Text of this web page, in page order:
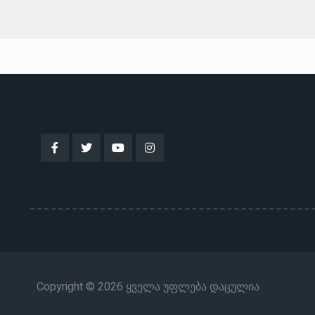
Copyright © 2026 ყველა უფლება დაცულია